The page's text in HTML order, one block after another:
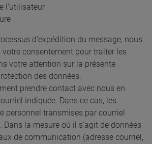
l’utilisateur
d’expédition du message, nous
consentement pour traiter les
votre attention sur la présente
des données.
prendre contact avec nous en
indiquée. Dans ce cas, les
personnel transmises par courriel
Dans la mesure où il s’agit de données
de communication (adresse courriel,